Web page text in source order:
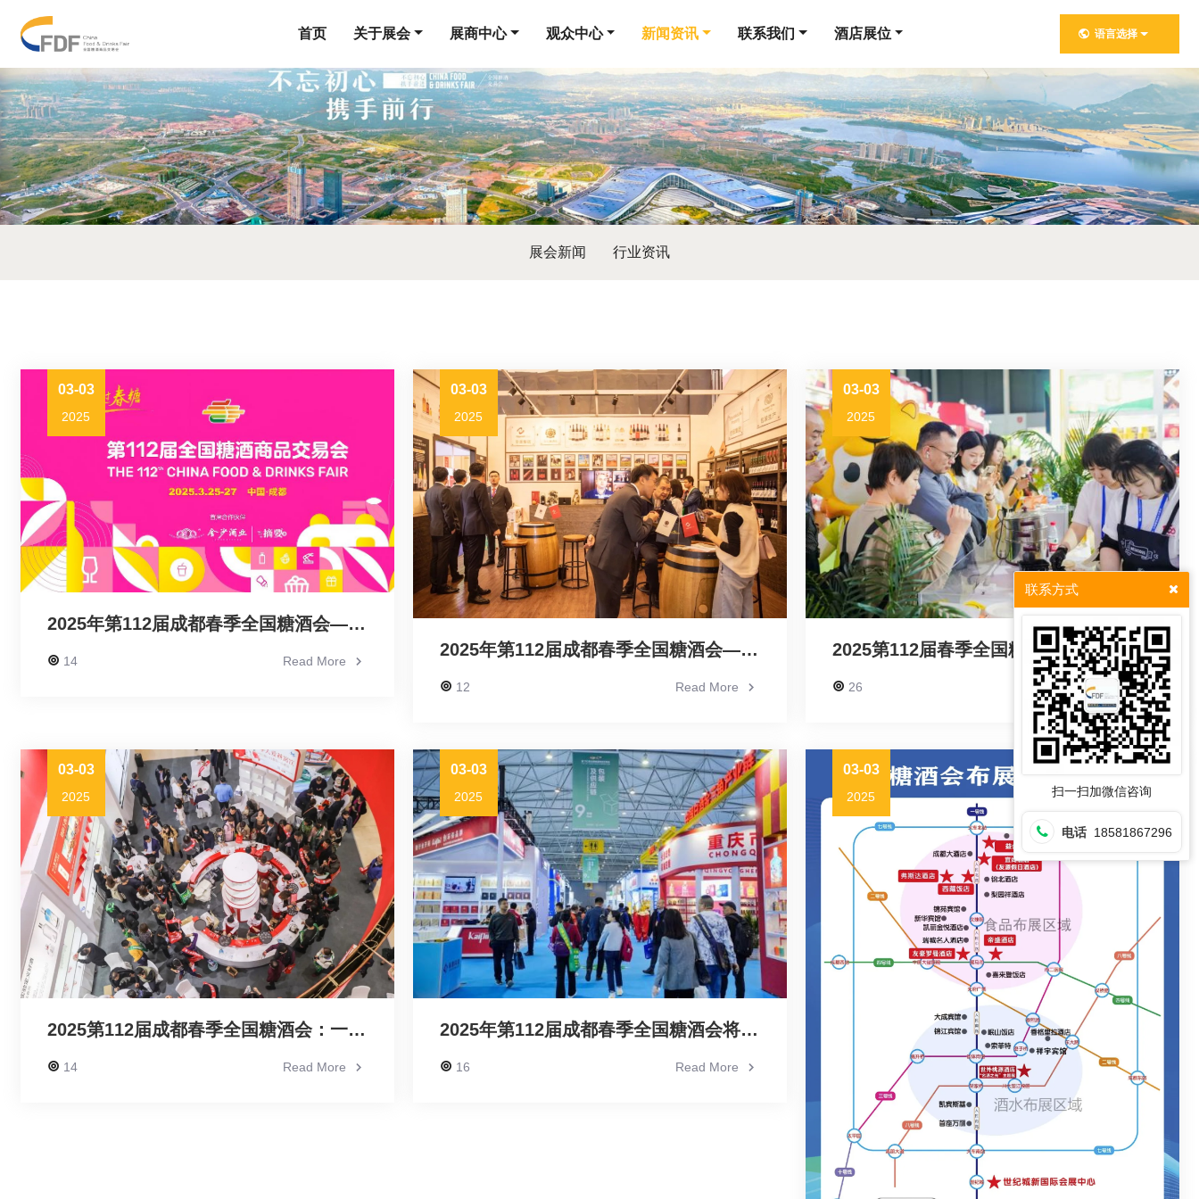
首页 关于展会 展商中心 观众中心 新闻资讯 联系我们 酒店展位 语言选择
展会新闻 行业资讯
03-03
2025
​2025年第112届成都春季全国糖酒会—汇聚行业力量，共启糖酒新篇章
14 Read More
03-03
2025
2025年第112届成都春季全国糖酒会——行业盛典，商机无限
12 Read More
03-03
2025
2025第112届春季全国糖酒会邀您3月共赴蓉城，擘画行业新篇章
26 Read More
03-03
2025
2025第112届成都春季全国糖酒会：一场味觉与商业的盛宴
14 Read More
03-03
2025
2025年第112届成都春季全国糖酒会将于3月25-27日盛大启幕
16 Read More
03-03
2025
联系方式
扫一扫加微信咨询
电话 18581867296